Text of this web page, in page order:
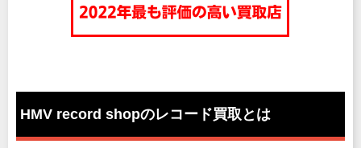
HMV record shopのレコード買取とは